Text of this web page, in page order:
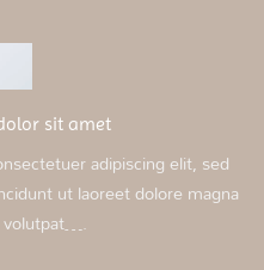
sit amet
adipiscing elit, sed
ut laoreet dolore magna
volutpat….